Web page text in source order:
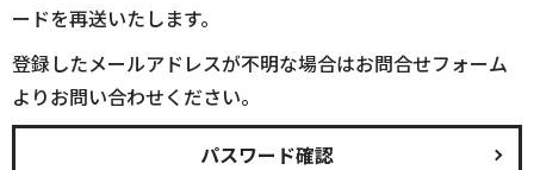
ードを再送いたします。
登録したメールアドレスが不明な場合はお問合せフォーム
よりお問い合わせください。
パスワード確認